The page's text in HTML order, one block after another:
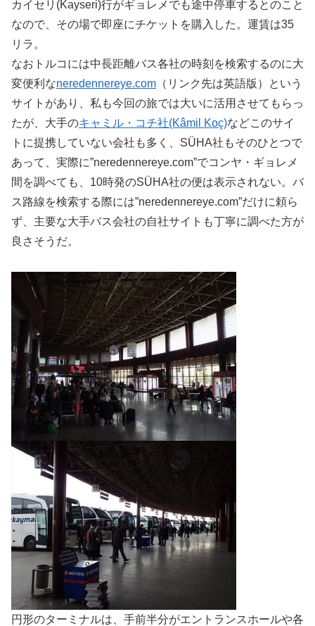
カイセリ(Kayseri)行がギョレメでも途中停車するとのこと
なので、その場で即座にチケットを購入した。運賃は35
リラ。
なおトルコには中長距離バス各社の時刻を検索するのに大
変便利なneredennereye.com （リンク先は英語版）という
サイトがあり、私も今回の旅では大いに活用させてもらっ
たが、大手のキャミル・コチ社(Kâmil Koç)などこのサイ
トに提携していない会社も多く、SÜHA社もそのひとつで
あって、実際に”neredennereye.com”でコンヤ・ギョレメ
間を調べても、10時発のSÜHA社の便は表示されない。バ
ス路線を検索する際には”neredennereye.com”だけに頼ら
ず、主要な大手バス会社の自社サイトも丁寧に調べた方が
良さそうだ。
円形のターミナルは、手前半分がエントランスホールや各